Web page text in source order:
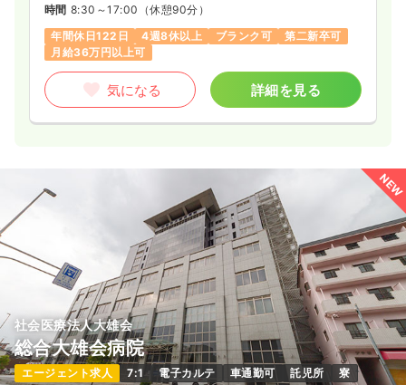
時間 8:30～17:00 （休憩90分）
年間休日122日
4週8休以上 ブランク可
第二新卒可
月給36万円以上可
気になる 詳細を見る
NEW
社会医療法人大雄会
総合大雄会病院
エージェント求人 7:1 電子カルテ 車通勤可 託児所 寮